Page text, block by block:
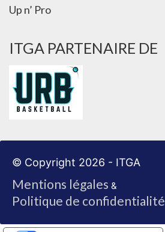
Up n’ Pro
ITGA PARTENAIRE DE
© Copyright 2026 - ITGA
Mentions légales &
Politique de confidentialité